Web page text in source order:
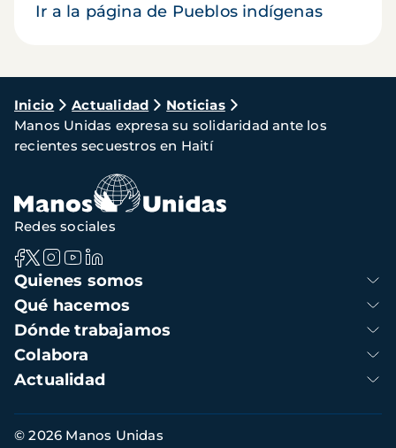
Ir a la página de Pueblos indígenas
Ruta
de
navegación
Inicio Actualidad
Noticias
Manos Unidas expresa su solidaridad ante los
recientes secuestros en Haití
Navegación
principal
Quienes somos
Qué hacemos
Dónde trabajamos
Colabora
Actualidad
Redes sociales
Información
© 2026 Manos Unidas